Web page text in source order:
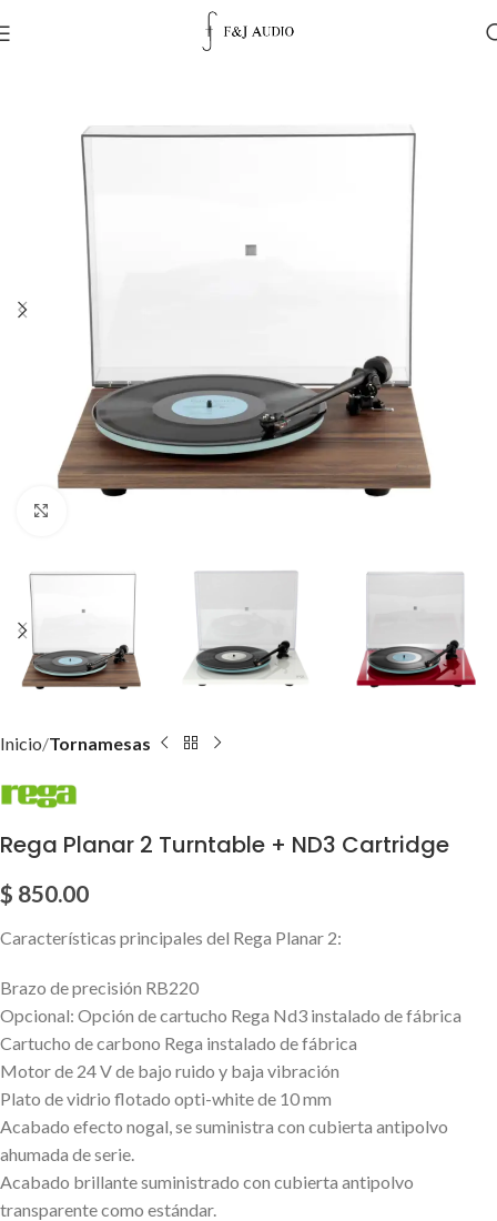
Inicio Tornamesas
Rega Planar 2 Turntable + ND3 Cartridge
$ 850.00
Características principales del Rega Planar 2:
Brazo de precisión RB220
Opcional: Opción de cartucho Rega Nd3 instalado de fábrica
Cartucho de carbono Rega instalado de fábrica
Motor de 24 V de bajo ruido y baja vibración
Plato de vidrio flotado opti-white de 10 mm
Acabado efecto nogal, se suministra con cubierta antipolvo
ahumada de serie.
Acabado brillante suministrado con cubierta antipolvo
transparente como estándar.